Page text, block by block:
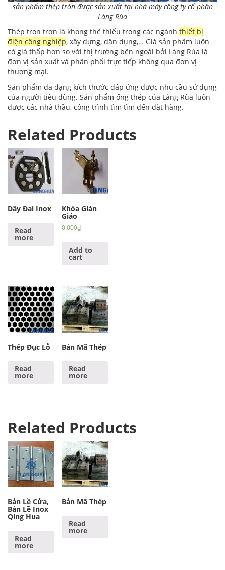
sản phẩm thép tròn được sản xuất tại nhà máy công ty cổ phần
Làng Rùa
Thép tron trơn là khong thể thiếu trong các ngành thiết bị
điện công nghiệp, xây dựng, dân dụng,… Giá sản phẩm luôn
có giá thấp hơn so với thị trường bên ngoài bởi Làng Rùa là
đơn vị sản xuất và phân phối trực tiếp không qua đơn vị
thương mại.
Sản phẩm đa dạng kích thước đáp ứng được nhu cầu sử dụng
của người tiêu dùng. Sản phẩm ống thép của Làng Rùa luôn
được các nhà thầu, công trình tìm tìm đến đặt hàng.
Related Products
Dây Đai Inox
Read
more
Khóa Giàn
Giáo
0.000₫
Add to
cart
Thép Đục Lỗ
Read
more
Bản Mã Thép
Read
more
Related Products
Bản Lề Cửa,
Bản Lề Inox
Qing Hua
Read
more
Bản Mã Thép
Read
more